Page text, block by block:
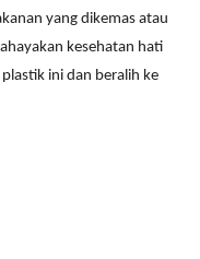
yang dikemas atau
kesehatan hati
ini dan beralih ke